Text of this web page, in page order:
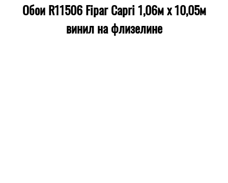
Обои R11506 Fipar Capri 1,06м х 10,05м
винил на флизелине